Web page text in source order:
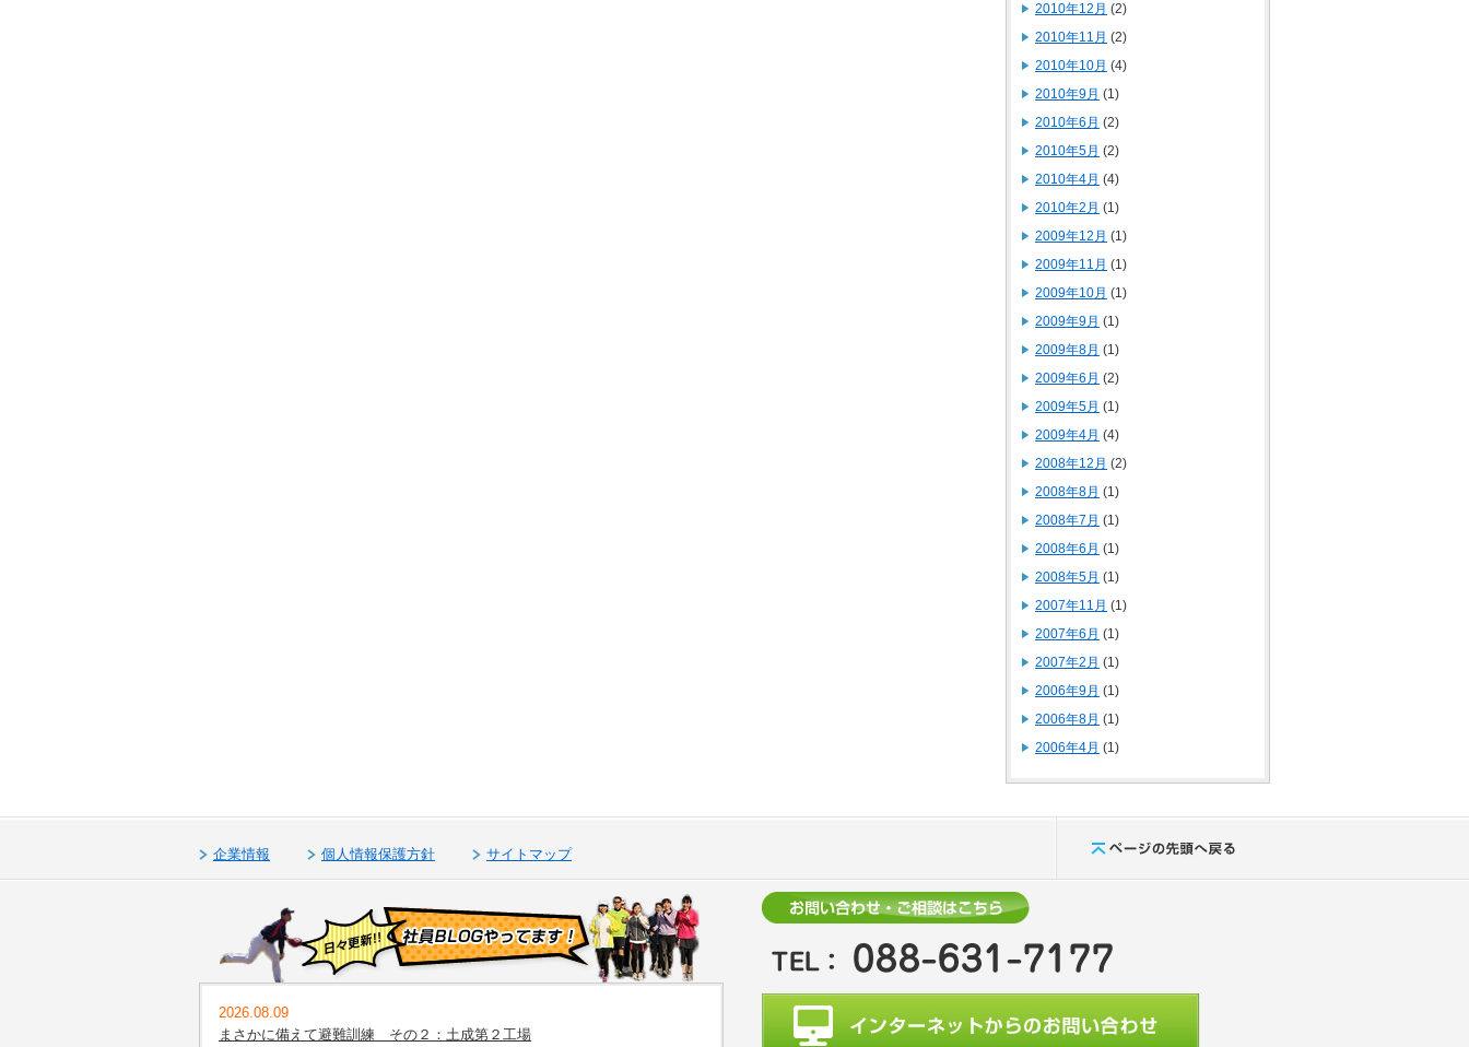
2010年12月 (2)
2010年11月 (2)
2010年10月 (4)
2010年9月 (1)
2010年6月 (2)
2010年5月 (2)
2010年4月 (4)
2010年2月 (1)
2009年12月 (1)
2009年11月 (1)
2009年10月 (1)
2009年9月 (1)
2009年8月 (1)
2009年6月 (2)
2009年5月 (1)
2009年4月 (4)
2008年12月 (2)
2008年8月 (1)
2008年7月 (1)
2008年6月 (1)
2008年5月 (1)
2007年11月 (1)
2007年6月 (1)
2007年2月 (1)
2006年9月 (1)
2006年8月 (1)
2006年4月 (1)
企業情報 個人情報保護方針 サイトマップ
2026.08.09
まさかに備えて避難訓練 その２：土成第２工場